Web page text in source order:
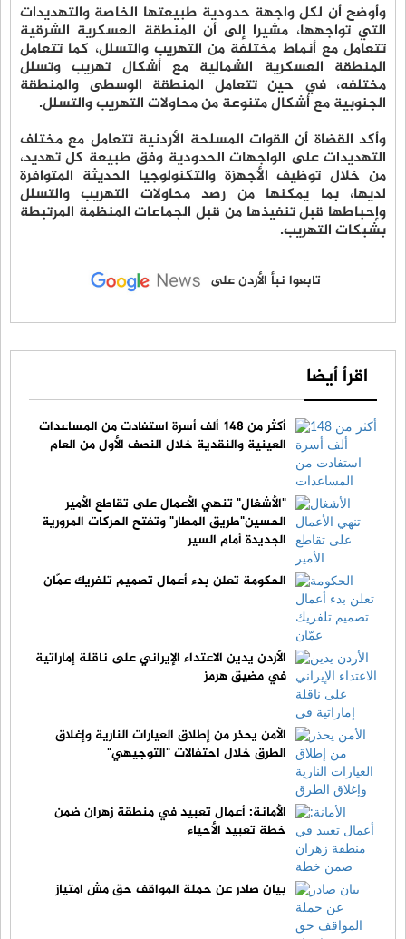
وأوضح أن لكل واجهة حدودية طبيعتها الخاصة والتهديدات
التي تواجهها، مشيرا إلى أن المنطقة العسكرية الشرقية
تتعامل مع أنماط مختلفة من التهريب والتسلل، كما تتعامل
المنطقة العسكرية الشمالية مع أشكال تهريب وتسلل
مختلفه، في حين تتعامل المنطقة الوسطى والمنطقة
الجنوبية مع أشكال متنوعة من محاولات التهريب والتسلل.
وأكد القضاة أن القوات المسلحة الأردنية تتعامل مع مختلف
التهديدات على الواجهات الحدودية وفق طبيعة كل تهديد،
من خلال توظيف الأجهزة والتكنولوجيا الحديثة المتوافرة
لديها، بما يمكنها من رصد محاولات التهريب والتسلل
وإحباطها قبل تنفيذها من قبل الجماعات المنظمة المرتبطة
بشبكات التهريب.
تابعوا نبأ الأردن على
اقرأ أيضا
أكثر من 148 ألف أسرة استفادت من المساعدات
العينية والنقدية خلال النصف الأول من العام
"الأشغال" تنهي الأعمال على تقاطع الأمير
الحسين"طريق المطار" وتفتح الحركات المرورية
الجديدة أمام السير
الحكومة تعلن بدء أعمال تصميم تلفريك عمّان
الأردن يدين الاعتداء الإيراني على ناقلة إماراتية
في مضيق هرمز
الأمن يحذر من إطلاق العيارات النارية وإغلاق
الطرق خلال احتفالات "التوجيهي"
الأمانة: أعمال تعبيد في منطقة زهران ضمن
خطة تعبيد الأحياء
بيان صادر عن حملة المواقف حق مش امتياز